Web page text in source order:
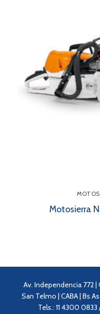
Motosierra
Av. Independencia 772 |
San Telmo | CABA | Bs
Tels.: 11 4300 0833